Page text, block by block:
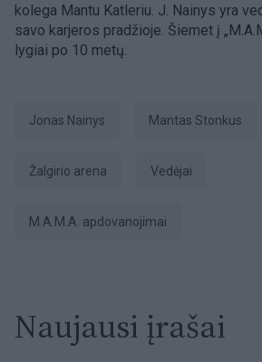
kolega Mantu Katleriu. J. Nainys yra
savo karjeros pradžioje. Šiemet į
lygiai po 10 metų.
Jonas Nainys Mantas Stonkus
Žalgirio arena vedėjai
M.A.M.A. apdovanojimai
Naujausi įrašai